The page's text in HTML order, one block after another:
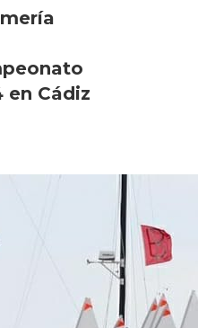
al
de
4
en Cádiz